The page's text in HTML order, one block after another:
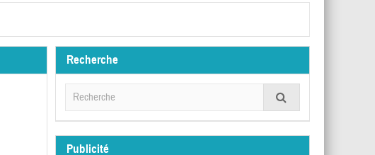
Recherche
Publicité